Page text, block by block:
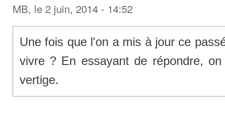
MB, le 2 juin, 2014 - 14:52
Une fois que l'on a mis à jour ce
vivre ? En essayant de répondre,
vertige.